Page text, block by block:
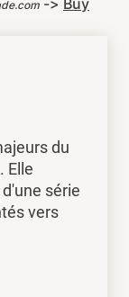
-> Buy
du
Elle
série
vers